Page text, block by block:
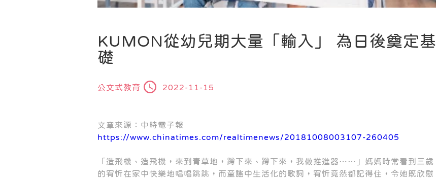
KUMON從幼兒期大量「輸入」 為日後奠定基
礎
公文式教育 2022-11-15
文章來源：中時電子報
https://www.chinatimes.com/realtimenews/20181008003107-260405
「造飛機、造飛機，來到青草地，蹲下來、蹲下來，我做推進器……」媽媽時常看到三歲
的宥忻在家中快樂地唱唱跳跳，而童謠中生活化的歌詞，宥忻竟然都記得住，令她既欣慰